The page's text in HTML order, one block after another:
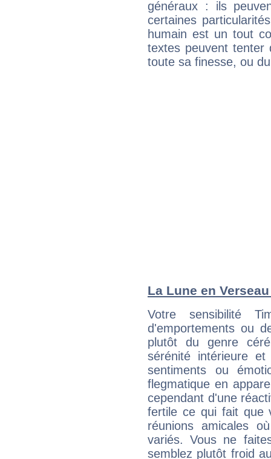
généraux : ils
certaines
humain est un tout
textes peuvent tenter
toute sa finesse, ou
La Lune en
Votre sensibilité
d'emportements ou
plutôt du genre
sérénité intérieure
sentiments ou
flegmatique en
cependant d'une
fertile ce qui fait que
réunions amicales
variés. Vous ne
semblez plutôt froid